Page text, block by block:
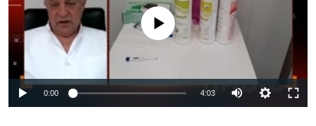
DNEVNO@RSE
SPECIJALI RSE
VIŠE OD NASLOVA
GENOCID U SREBRENICI
PRATITE NAS
No media source currently available
0:00 4:03